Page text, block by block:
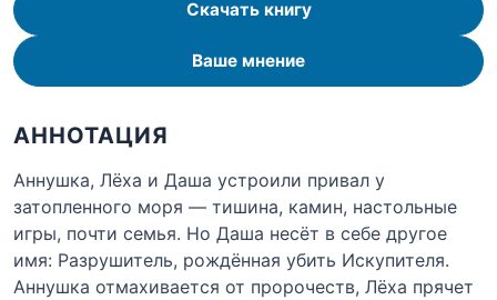
Скачать книгу
Ваше мнение
АННОТАЦИЯ
Аннушка, Лёха и Даша устроили привал у
затопленного моря — тишина, камин, настольные
игры, почти семья. Но Даша несёт в себе другое
имя: Разрушитель, рождённая убить Искупителя.
Аннушка отмахивается от пророчеств, Лёха прячет